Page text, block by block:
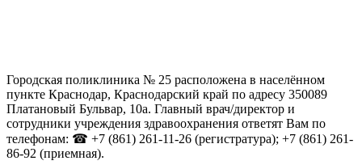
Городская поликлиника № 25 расположена в населённом
пункте Краснодар, Краснодарский край по адресу 350089
Платановый Бульвар, 10а. Главный врач/директор и
сотрудники учреждения здравоохранения ответят Вам по
телефонам: ☎ +7 (861) 261-11-26 (регистратура); +7 (861) 261-
86-92 (приемная).